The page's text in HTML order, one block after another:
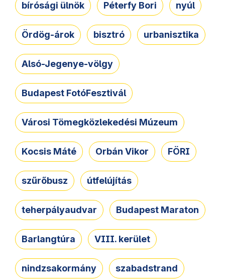
bírósági ülnök Péterfy Bori nyúl
Ördög-árok bisztró urbanisztika
Alsó-Jegenye-völgy
Budapest FotóFesztivál
Városi Tömegközlekedési Múzeum
Kocsis Máté Orbán Vikor FÖRI
szűrőbusz útfelújítás
teherpályaudvar Budapest Maraton
Barlangtúra VIII. kerület
nindzsakormány szabadstrand